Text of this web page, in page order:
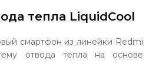
тепла LiquidCool
смартфон из линейки Redmi
отвода тепла на основе